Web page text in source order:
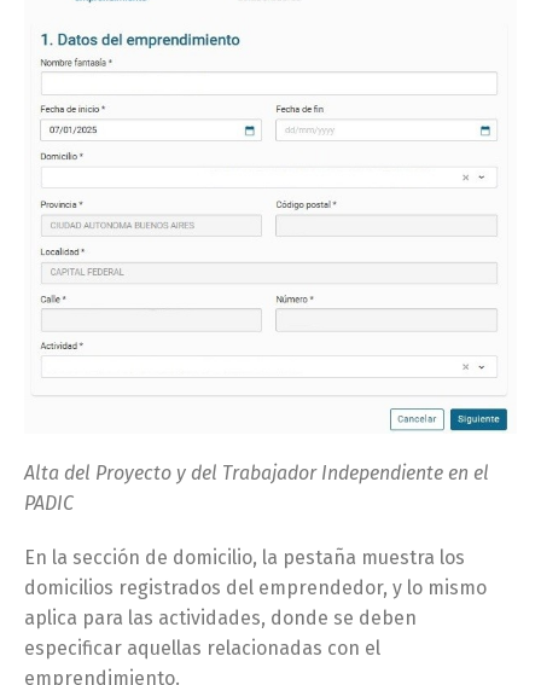
Alta del Proyecto y del Trabajador Independiente en el
PADIC
En la sección de domicilio, la pestaña muestra los
domicilios registrados del emprendedor, y lo mismo
aplica para las actividades, donde se deben
especificar aquellas relacionadas con el
emprendimiento.